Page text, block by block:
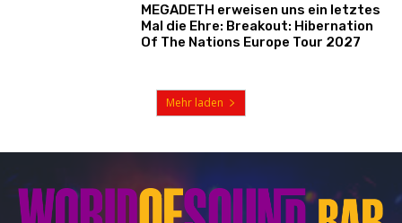
MEGADETH erweisen uns ein letztes
Mal die Ehre: Breakout: Hibernation
Of The Nations Europe Tour 2027
Mehr laden